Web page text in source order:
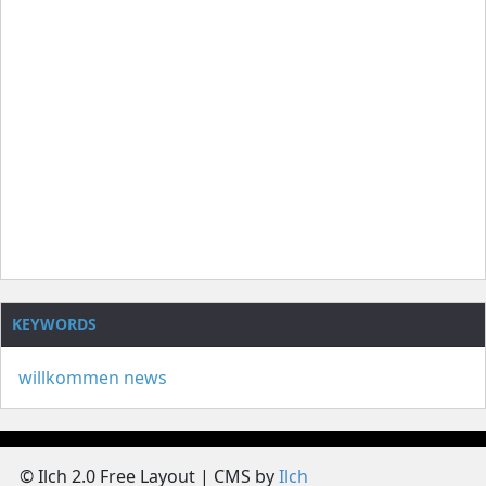
KEYWORDS
willkommen news
© Ilch 2.0 Free Layout | CMS byIlch